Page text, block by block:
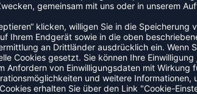
ZULETZT ANGESEHEN